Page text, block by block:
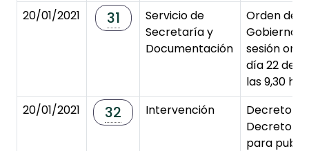
20/01/2021
31
Servicio de
Secretaría y
Documentación
Orden del
Gobierno
sesión
día 22 de
las 9,30
20/01/2021
32 Intervención
Decreto de
Decreto
para